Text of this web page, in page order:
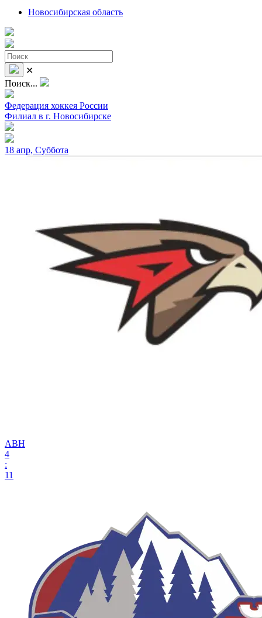
Новосибирская область
✕
Поиск...
Федерация хоккея России
Филиал в г. Новосибирске
18 апр, Суббота
АВН
4
:
11